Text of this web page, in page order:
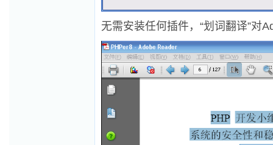
无需安装任何插件，“划词翻译”对